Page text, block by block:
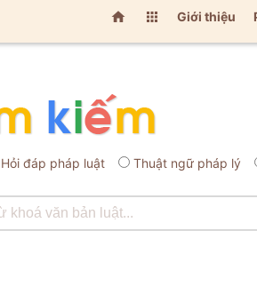
  Giới thiệu
Hỏi đáp pháp luật Thuật ngữ pháp lý